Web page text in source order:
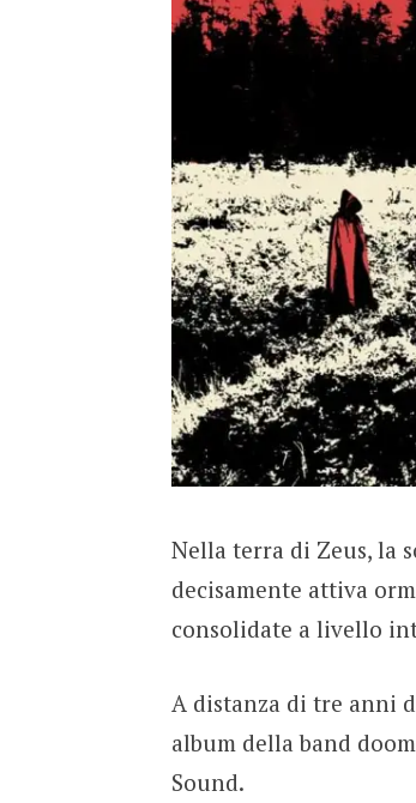
Nella terra di Zeus, la
decisamente attiva
consolidate a livello
A distanza di tre anni
album della band
Sound.